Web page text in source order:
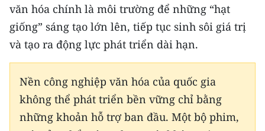
Media Du lịch
Media Thể thao
Media Giáo dục
văn hóa chính là môi trường để những “hạt
giống” sáng tạo lớn lên, tiếp tục sinh sôi giá trị
và tạo ra động lực phát triển dài hạn.
Nền công nghiệp văn hóa của quốc gia
không thể phát triển bền vững chỉ bằng
những khoản hỗ trợ ban đầu. Một bộ phim,